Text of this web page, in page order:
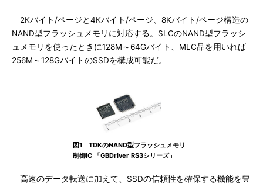
2Kバイト/ページと4Kバイト/ページ、8Kバイト/ページ構造の
NAND型フラッシュメモリに対応する。SLCのNAND型フラッシ
ュメモリを使ったときに128M～64Gバイト、MLC品を用いれば
256M～128GバイトのSSDを構成可能だ。
図1 TDKのNAND型フラッシュメモリ
制御IC 「GBDriver RS3シリーズ」
高速のデータ転送に加えて、SSDの信頼性を確保する機能を豊